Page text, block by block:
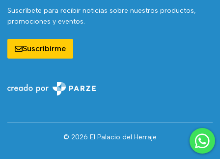
Suscríbete para recibir noticias sobre nuestros productos,
promociones y eventos.
Suscribirme
© 2026 El Palacio del Herraje